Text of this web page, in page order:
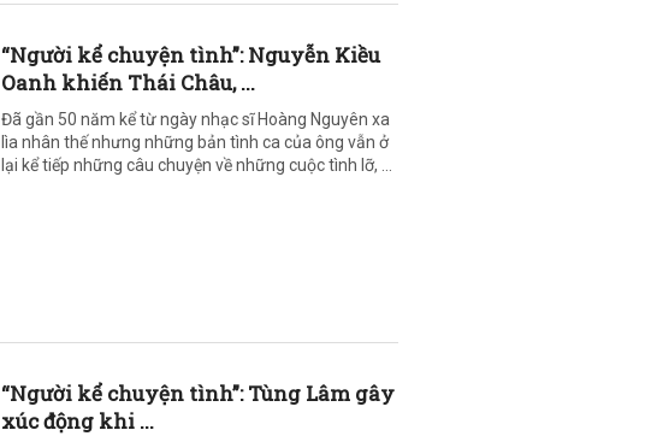
“Người kể chuyện tình”: Nguyễn Kiều
Oanh khiến Thái Châu, ...
Đã gần 50 năm kể từ ngày nhạc sĩ Hoàng Nguyên xa
lìa nhân thế nhưng những bản tình ca của ông vẫn ở
lại kể tiếp những câu chuyện về những cuộc tình lỡ, ...
“Người kể chuyện tình”: Tùng Lâm gây
xúc động khi ...